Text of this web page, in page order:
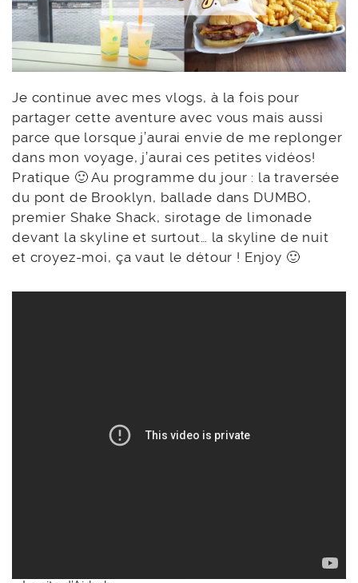
Je continue avec mes vlogs, à la fois pour
partager cette aventure avec vous mais aussi
parce que lorsque j’aurai envie de me replonger
dans mon voyage, j’aurai ces petites vidéos!
Pratique 🙂 Au programme du jour : la traversée
du pont de Brooklyn, ballade dans DUMBO,
premier Shake Shack, sirotage de limonade
devant la skyline et surtout… la skyline de nuit
et croyez-moi, ça vaut le détour ! Enjoy 🙂